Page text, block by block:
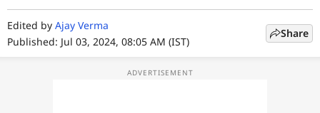
गेमिंग
फोटो
Edited by Ajay Verma
Published: Jul 03, 2024, 08:05 AM (IST)
Share